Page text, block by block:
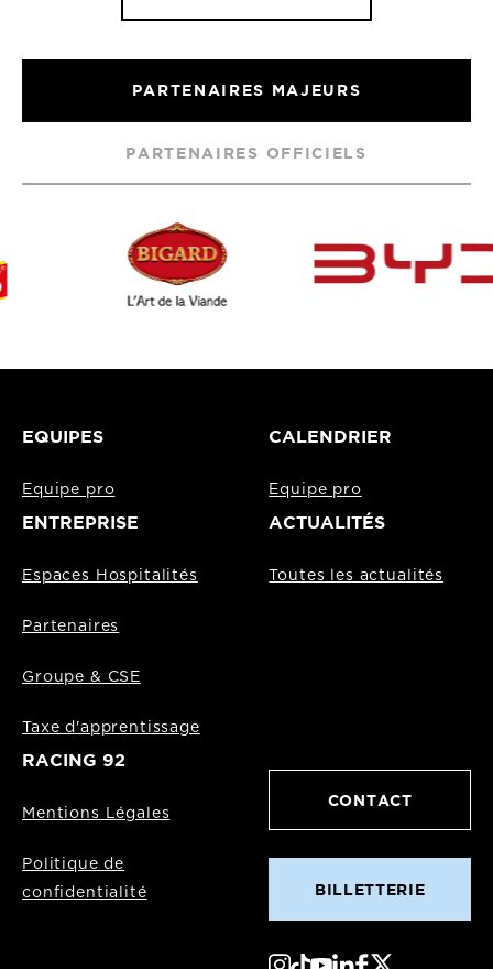
PARTENAIRES MAJEURS
PARTENAIRES OFFICIELS
EQUIPES
Equipe pro
CALENDRIER
Equipe pro
ENTREPRISE
Espaces Hospitalités
Partenaires
Groupe & CSE
Taxe d'apprentissage
ACTUALITÉS
Toutes les actualités
RACING 92
Mentions Légales
Politique de
confidentialité
CONTACT
BILLETTERIE